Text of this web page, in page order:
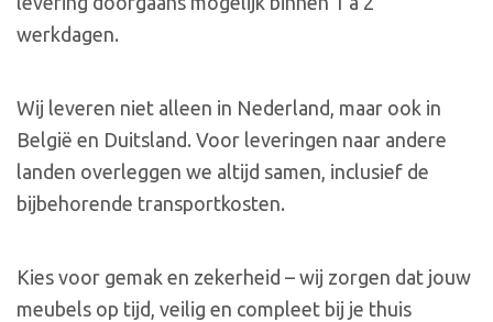
werkdagen.
Wij leveren niet alleen in Nederland, maar ook in
België en Duitsland. Voor leveringen naar andere
landen overleggen we altijd samen, inclusief de
bijbehorende transportkosten.
Kies voor gemak en zekerheid – wij zorgen dat jouw
meubels op tijd, veilig en compleet bij je thuis